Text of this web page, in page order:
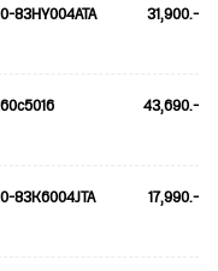
83HY004ATA 31,900.-
43,690.-
83K6004JTA 17,990.-